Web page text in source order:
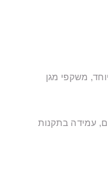
משקפי מגן
עמידה בתקנות